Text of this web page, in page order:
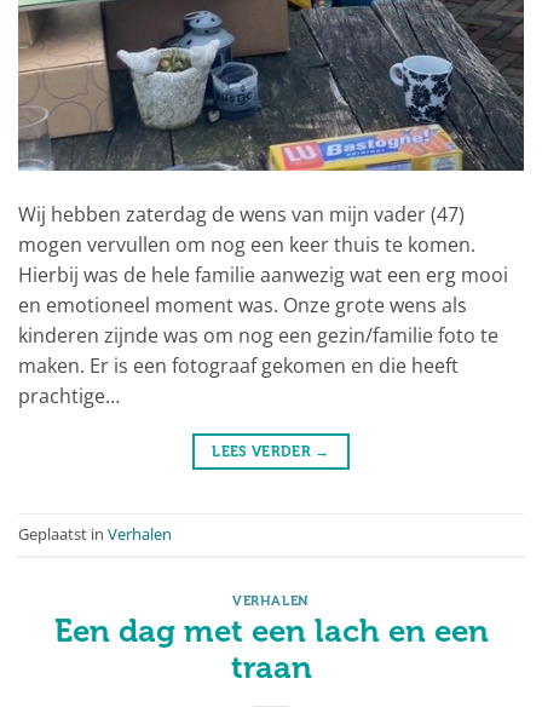
Wij hebben zaterdag de wens van mijn vader (47)
mogen vervullen om nog een keer thuis te komen.
Hierbij was de hele familie aanwezig wat een erg mooi
en emotioneel moment was. Onze grote wens als
kinderen zijnde was om nog een gezin/familie foto te
maken. Er is een fotograaf gekomen en die heeft
prachtige…
LEES VERDER →
Geplaatst in Verhalen
VERHALEN
Een dag met een lach en een
traan